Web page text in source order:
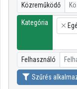
Kategóriák
Intézményi listák
Intézmények
Közreműködők
Közreműködő
Kategória
×
Felhasználó
Szűrés